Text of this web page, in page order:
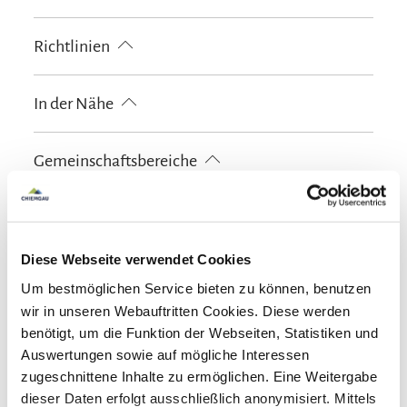
Diese Webseite verwendet Cookies
Um bestmöglichen Service bieten zu können, benutzen
wir in unseren Webauftritten Cookies. Diese werden
benötigt, um die Funktion der Webseiten, Statistiken und
Auswertungen sowie auf mögliche Interessen
zugeschnittene Inhalte zu ermöglichen. Eine Weitergabe
dieser Daten erfolgt ausschließlich anonymisiert. Mittels
Richtlinien
Bereiche sind Nichtraucherzonen)
In der Nähe
Gemeinschaftsbereiche
Garten
Skifahren
Skiaufbewahrung
Sauna
Sprachen
Deutsch Englisch